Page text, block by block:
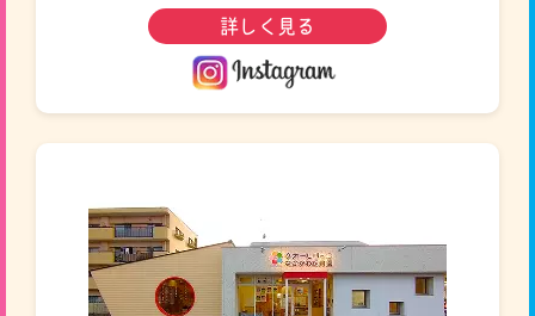
詳しく見る